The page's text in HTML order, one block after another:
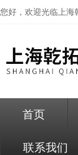
您好，欢迎光临上海
首页
联系我们